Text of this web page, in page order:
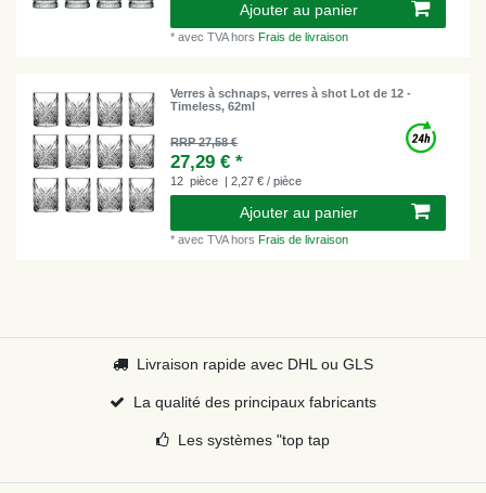
Ajouter au panier
*avec TVAhorsFrais de livraison
Verres à schnaps, verres à shot Lot de 12 -
Timeless, 62ml
RRP 27,58 €
27,29 € *
12 pièce | 2,27 € / pièce
Ajouter au panier
*avec TVAhors Frais de livraison
Livraison rapide avec DHL ou GLS
La qualité des principaux fabricants
Les systèmes "top tap